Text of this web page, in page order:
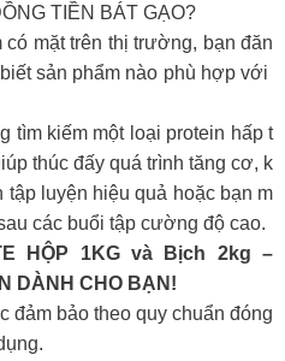
TIỀN BÁT GẠO?
mặt trên thị trường, bạn đăn
sản phẩm nào phù hợp với
tìm kiếm một loại protein hấp t
thúc đấy quá trình tăng cơ, k
luyện hiệu quả hoặc bạn m
các buổi tập cường độ cao.
HỘP 1KG và Bịch 2kg –
DÀNH CHO BẠN!
bảo theo quy chuẩn đóng